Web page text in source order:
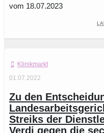
vom 18.07.2023
Klinikmarkt
01.07.2022
Zu den
Streiks der
Verdi gegen die